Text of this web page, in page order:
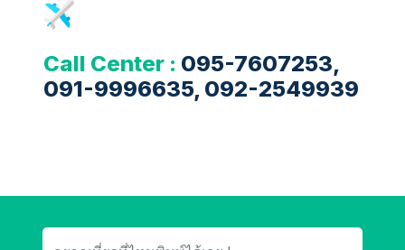
Call Center : 095-7607253,
091-9996635, 092-2549939